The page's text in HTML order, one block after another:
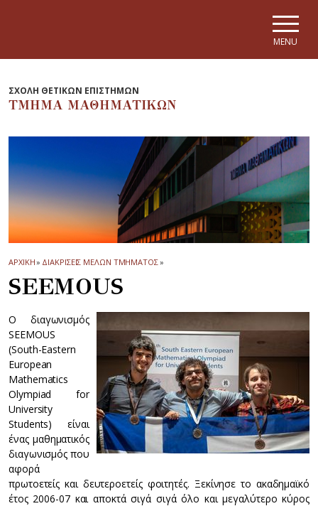
MENU
ΣΧΟΛΗ ΘΕΤΙΚΩΝ ΕΠΙΣΤΗΜΩΝ
ΤΜΗΜΑ ΜΑΘΗΜΑΤΙΚΩΝ
ΑΡΧΙΚΗ» ΔΙΑΚΡΙΣΕΙΣ ΜΕΛΩΝ ΤΜΗΜΑΤΟΣ»
SEEMOUS
Ο διαγωνισμός
SEEMOUS
(South-Eastern
European
Mathematics
Olympiad for
University
Students) είναι
ένας μαθηματικός
διαγωνισμός που
αφορά
πρωτοετείς και δευτεροετείς φοιτητές. Ξεκίνησε το ακαδημαϊκό
έτος 2006-07 και αποκτά σιγά σιγά όλο και μεγαλύτερο κύρος